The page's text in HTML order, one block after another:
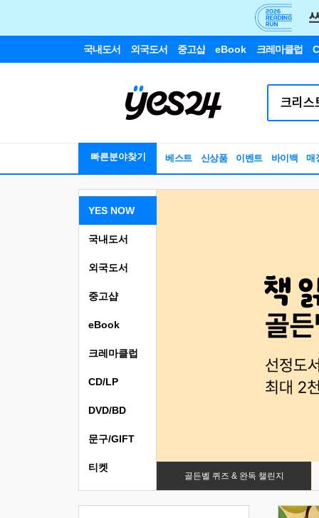
국내도서 외국도서 중고샵 eBook 크레마클럽
빠른분야찾기 베스트 신상품 이벤트 바이백 매
YES NOW
골든벨 퀴즈 & 완독 챌린지
국내도서
외국도서
중고샵
eBook
크레마클럽
CD/LP
DVD/BD
문구/GIFT
티켓